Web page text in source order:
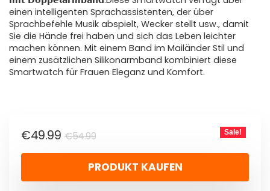
einen intelligenten Sprachassistenten, der über
Sprachbefehle Musik abspielt, Wecker stellt usw., damit
Sie die Hände frei haben und sich das Leben leichter
machen können. Mit einem Band im Mailänder Stil und
einem zusätzlichen Silikonarmband kombiniert diese
Smartwatch für Frauen Eleganz und Komfort.
€54.99
€49.99 Sale!
PRODUKT KAUFEN